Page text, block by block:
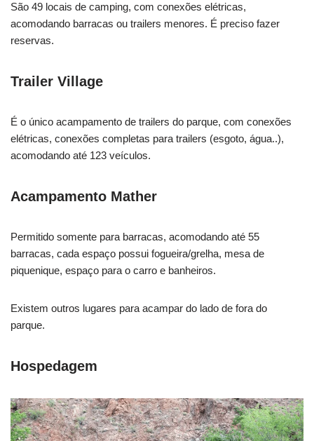
São 49 locais de camping, com conexões elétricas,
acomodando barracas ou trailers menores. É preciso fazer
reservas.
Trailer Village
É o único acampamento de trailers do parque, com conexões
elétricas, conexões completas para trailers (esgoto, água..),
acomodando até 123 veículos.
Acampamento Mather
Permitido somente para barracas, acomodando até 55
barracas, cada espaço possui fogueira/grelha, mesa de
piquenique, espaço para o carro e banheiros.
Existem outros lugares para acampar do lado de fora do
parque.
Hospedagem